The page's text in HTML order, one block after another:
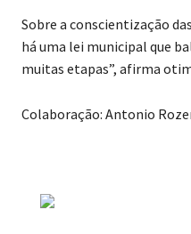
Sobre a conscientização
há uma lei municipal que
muitas etapas”, afirma
Colaboração: Antonio